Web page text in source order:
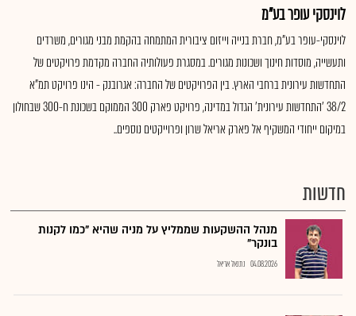
לוינסקי עופר בע"מ
לוינסקי-עופר בע"מ, חברת בנייה וייזום ציבורית המתמחה בהקמת מבני מגורים, משרדים
ותעשייה, מוסדות חינוך ושכונות מגורים. במסגרת פעולותיה החברה מקדמת פרויקטים של
התחדשות עירונית ברחבי הארץ. בין הפרויקטים של החברה: אגרובנק - הינו פרויקט תמ"א
38/2 'התחדשות עירונית' הגדול במדינה, פרויקט פארק 300 הממוקם בשכונת ח-300 שבחולון
במיקום ייחודי המשקיף אל פארק אריאל שרון ופרוייקטים נוספים..
חדשות
מנהל ההשקעות שממליץ על מניה שהיא "כמו לקנות
בונקר"
04.08.2026 נתנאל אריאל